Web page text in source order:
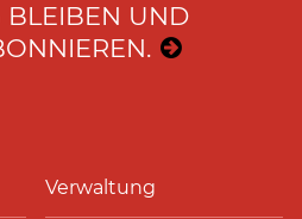
BLEIBEN UND
Verwaltung